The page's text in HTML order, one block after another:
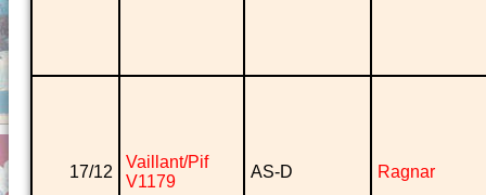
17/12
Vaillant/Pif
V1179
AS-D Ragnar